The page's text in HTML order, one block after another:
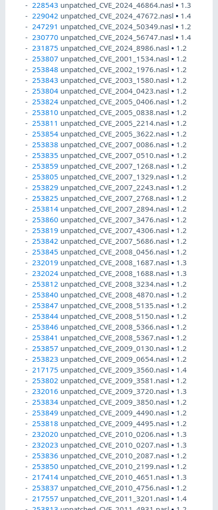
228543 unpatched_CVE_2024_46864.nasl• 1.3
229042 unpatched_CVE_2024_47672.nasl• 1.4
247291 unpatched_CVE_2024_50349.nasl• 1.2
230770 unpatched_CVE_2024_56747.nasl• 1.4
231875 unpatched_CVE_2024_8986.nasl• 1.2
253807 unpatched_CVE_2001_1534.nasl• 1.2
253848 unpatched_CVE_2002_1976.nasl• 1.2
253843 unpatched_CVE_2003_1580.nasl• 1.2
253804 unpatched_CVE_2004_0423.nasl• 1.2
253824 unpatched_CVE_2005_0406.nasl• 1.2
253810 unpatched_CVE_2005_0838.nasl• 1.2
253811 unpatched_CVE_2005_2214.nasl• 1.2
253854 unpatched_CVE_2005_3622.nasl• 1.2
253838 unpatched_CVE_2007_0086.nasl• 1.2
253835 unpatched_CVE_2007_0510.nasl• 1.2
253859 unpatched_CVE_2007_1268.nasl• 1.2
253805 unpatched_CVE_2007_1329.nasl• 1.2
253829 unpatched_CVE_2007_2243.nasl• 1.2
253825 unpatched_CVE_2007_2768.nasl• 1.2
253814 unpatched_CVE_2007_2894.nasl• 1.2
253860 unpatched_CVE_2007_3476.nasl• 1.2
253819 unpatched_CVE_2007_4306.nasl• 1.2
253842 unpatched_CVE_2007_5686.nasl• 1.2
253845 unpatched_CVE_2008_0456.nasl• 1.2
232019 unpatched_CVE_2008_1687.nasl• 1.3
232024 unpatched_CVE_2008_1688.nasl• 1.3
253812 unpatched_CVE_2008_3234.nasl• 1.2
253840 unpatched_CVE_2008_4870.nasl• 1.2
253847 unpatched_CVE_2008_5135.nasl• 1.2
253844 unpatched_CVE_2008_5150.nasl• 1.2
253846 unpatched_CVE_2008_5366.nasl• 1.2
253841 unpatched_CVE_2008_5367.nasl• 1.2
253857 unpatched_CVE_2009_0130.nasl• 1.2
253823 unpatched_CVE_2009_0654.nasl• 1.2
217175 unpatched_CVE_2009_3560.nasl• 1.4
253802 unpatched_CVE_2009_3581.nasl• 1.2
232016 unpatched_CVE_2009_3720.nasl• 1.3
253834 unpatched_CVE_2009_3850.nasl• 1.2
253849 unpatched_CVE_2009_4490.nasl• 1.2
253818 unpatched_CVE_2009_4495.nasl• 1.2
232020 unpatched_CVE_2010_0206.nasl• 1.3
232023 unpatched_CVE_2010_0207.nasl• 1.3
253836 unpatched_CVE_2010_2087.nasl• 1.2
253850 unpatched_CVE_2010_2199.nasl• 1.2
217414 unpatched_CVE_2010_4651.nasl• 1.3
253837 unpatched_CVE_2010_4756.nasl• 1.2
217557 unpatched_CVE_2011_3201.nasl• 1.4